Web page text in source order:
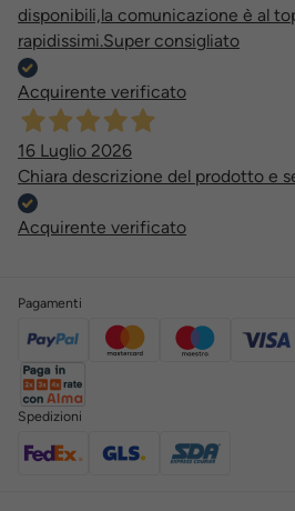
disponibili,la comunicazione è al
rapidissimi.Super consigliato
Acquirente verificato
16 Luglio 2026
Chiara descrizione del prodotto e
Acquirente verificato
Pagamenti
Spedizioni